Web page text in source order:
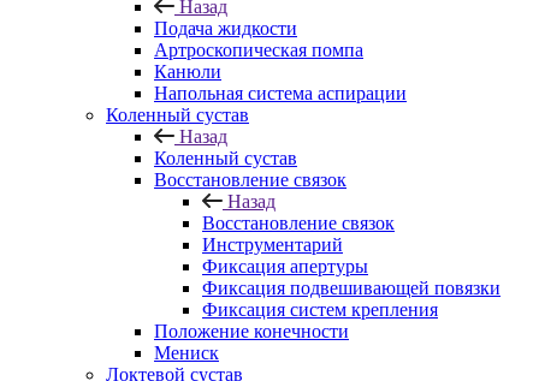
Назад
Подача жидкости
Артроскопическая помпа
Канюли
Напольная система аспирации
Коленный сустав
Назад
Коленный сустав
Восстановление связок
Назад
Восстановление связок
Инструментарий
Фиксация апертуры
Фиксация подвешивающей повязки
Фиксация систем крепления
Положение конечности
Мениск
Локтевой сустав